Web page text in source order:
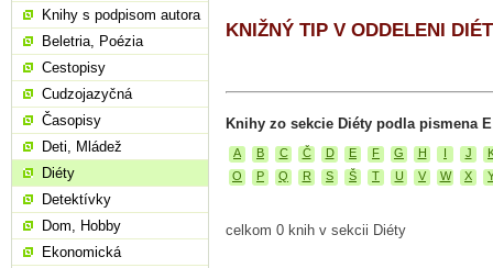
KNIŽNÝ TIP V ODDELENI
Knihy zo sekcie Diéty podla pismena
A B C Č D E F G H I J
O
P Q R S Š T U V W X
celkom 0 knih v sekcii Diéty
Knihy s podpisom autora
Beletria, Poézia
Cestopisy
Cudzojazyčná
Časopisy
Deti, Mládež
Diéty
Detektívky
Dom, Hobby
Ekonomická